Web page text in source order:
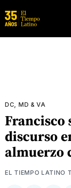
DC, MD & VA
Francisco
discurso
almuerzo
EL TIEMPO LATINO